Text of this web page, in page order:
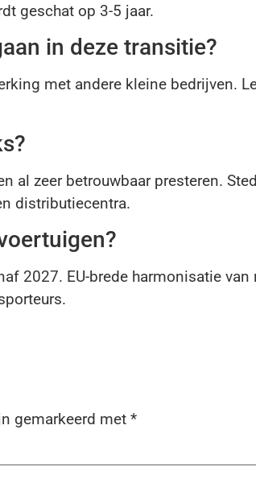
geschat op 3-5 jaar.
in deze transitie?
met andere kleine bedrijven.
al zeer betrouwbaar presteren.
distributiecentra.
2027. EU-brede harmonisatie
gemarkeerd met *